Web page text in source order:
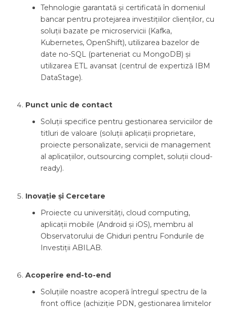
Tehnologie garantată și certificată în domeniul
bancar pentru protejarea investițiilor clienților, cu
soluții bazate pe microservicii (Kafka,
Kubernetes, OpenShift), utilizarea bazelor de
date no-SQL (parteneriat cu MongoDB) și
utilizarea ETL avansat (centrul de expertiză IBM
DataStage).
Punct unic de contact
Soluții specifice pentru gestionarea serviciilor de
titluri de valoare (soluții aplicații proprietare,
proiecte personalizate, servicii de management
al aplicațiilor, outsourcing complet, soluții cloud-
ready).
Inovație și Cercetare
Proiecte cu universități, cloud computing,
aplicații mobile (Android și iOS), membru al
Observatorului de Ghiduri pentru Fondurile de
Investiții ABILAB.
Acoperire end-to-end
Soluțiile noastre acoperă întregul spectru de la
front office (achiziție PDN, gestionarea limitelor